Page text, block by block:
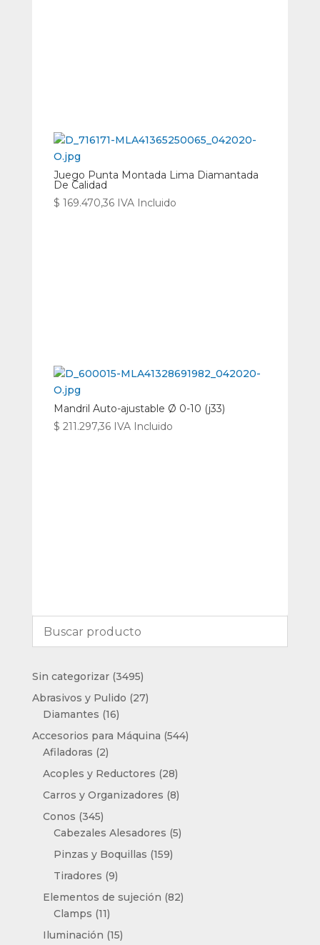
Juego Punta Montada Lima Diamantada
De Calidad
$ 169.470,36 IVA Incluido
Mandril Auto-ajustable Ø 0-10 (j33)
$ 211.297,36 IVA Incluido
Sin categorizar 34953495
productos
Abrasivos y Pulido 2727
Diamantes 1616
productos
Accesorios para Máquina 544544
Afiladoras 22
productos
Acoples y Reductores 2828
productos
Carros y Organizadores 88
Conos 345345
productos
Cabezales Alesadores 55
Pinzas y Boquillas 159159
Tiradores 99
productos
Elementos de sujeción 8282
Clamps 1111
productos
Iluminación 1515